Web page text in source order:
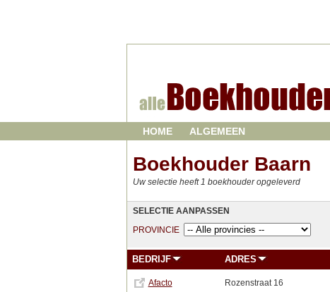
HOME ALGEMEEN
Boekhouder Baarn
Uw selectie heeft 1 boekhouder opgeleverd
SELECTIE AANPASSEN
PROVINCIE
BEDRIJF ADRES
Afacto Rozenstraat 16